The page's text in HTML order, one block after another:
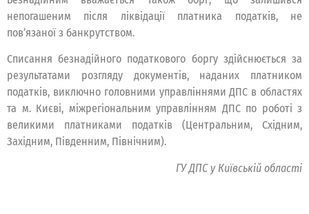
непогашеним після ліквідації платника податків, не
пов’язаної з банкрутством.
Списання безнадійного податкового боргу здійснюється за
результатами розгляду документів, наданих платником
податків, виключно головними управліннями ДПС в областях
та м. Києві, міжрегіональним управлінням ДПС по роботі з
великими платниками податків (Центральним, Східним,
Західним, Південним, Північним).
ГУ ДПС у Київській області